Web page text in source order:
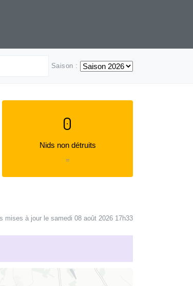
Saison :
0
Nids non détruits
=
mises à jour le samedi 08 août 2026 17h33